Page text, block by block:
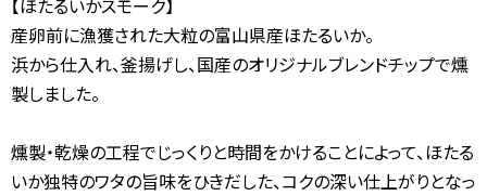
【ほたるいかスモーク】
産卵前に漁獲された大粒の富山県産ほたるいか。
浜から仕入れ、釜揚げし、国産のオリジナルブレンドチップで燻
製しました。
燻製・乾燥の工程でじっくりと時間をかけることによって、ほたる
いか独特のワタの旨味をひきだした、コクの深い仕上がりとなっ